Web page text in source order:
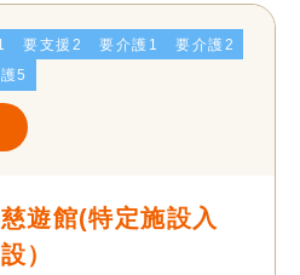
要支援2 要介護1
要介護2
5
遊館(特定施設入
）